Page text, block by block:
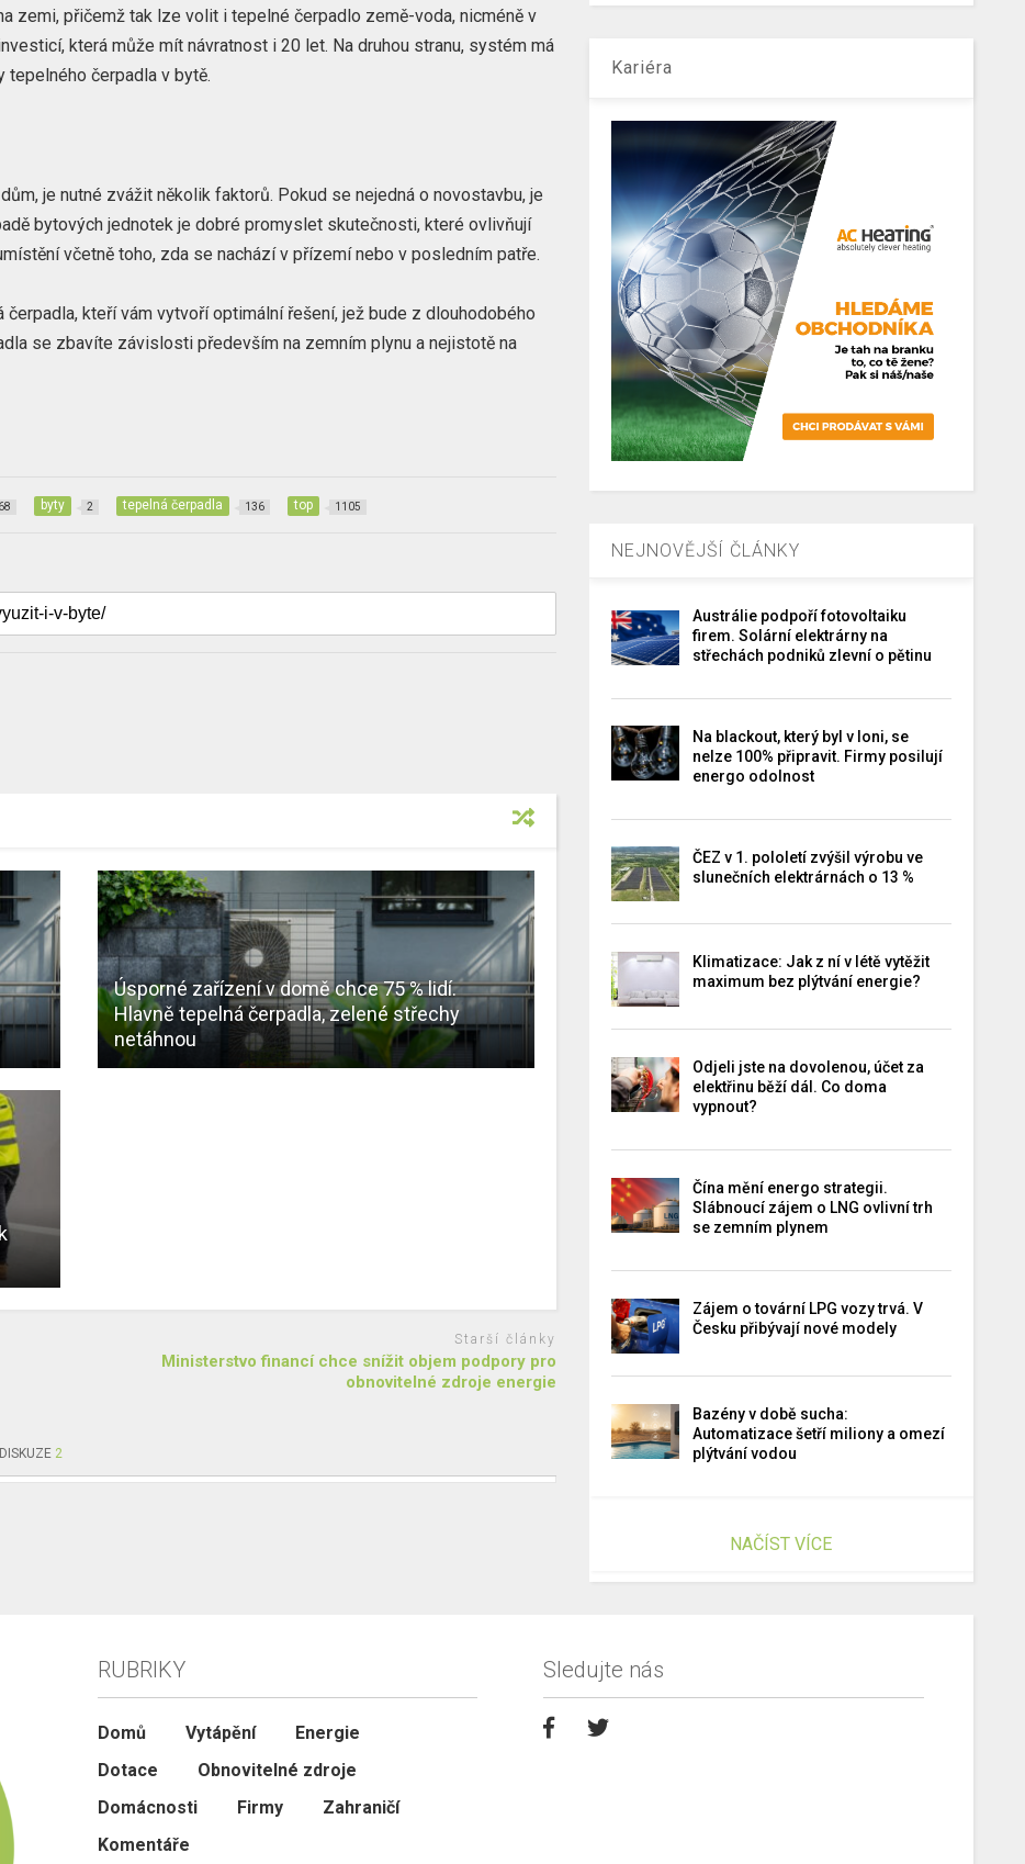
zemi, přičemž tak lze volit i tepelné čerpadlo země-voda, nicméně v
která může mít návratnost i 20 let. Na druhou stranu, systém má
čerpadla v bytě.
je nutné zvážit několik faktorů. Pokud se nejedná o novostavbu, je
bytových jednotek je dobré promyslet skutečnosti, které ovlivňují
včetně toho, zda se nachází v přízemí nebo v posledním patře.
kteří vám vytvoří optimální řešení, jež bude z dlouhodobého
se zbavíte závislosti především na zemním plynu a nejistotě na
byty 2 tepelná čerpadla 136 top 1105
Úsporné zařízení v domě chce 75 % lidí.
Hlavně tepelná čerpadla, zelené střechy
netáhnou
Starší články
Ministerstvo financí chce snížit objem podpory pro
obnovitelné zdroje energie
DISKUZE 2
Kariéra
NEJNOVĚJŠÍ ČLÁNKY
Austrálie podpoří fotovoltaiku
firem. Solární elektrárny na
střechách podniků zlevní o pětinu
Na blackout, který byl v loni, se
nelze 100% připravit. Firmy posilují
energo odolnost
ČEZ v 1. pololetí zvýšil výrobu ve
slunečních elektrárnách o 13 %
Klimatizace: Jak z ní v létě vytěžit
maximum bez plýtvání energie?
Odjeli jste na dovolenou, účet za
elektřinu běží dál. Co doma
vypnout?
Čína mění energo strategii.
Slábnoucí zájem o LNG ovlivní trh
se zemním plynem
Zájem o tovární LPG vozy trvá. V
Česku přibývají nové modely
Bazény v době sucha:
Automatizace šetří miliony a omezí
plýtvání vodou
NAČÍST VÍCE
RUBRIKY
Domů Vytápění
Energie
Dotace
Obnovitelné zdroje
Domácnosti
Firmy
Zahraničí
Komentáře
Sledujte nás